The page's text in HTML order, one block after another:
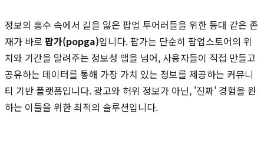
정보의 홍수 속에서 길을 잃은 팝업 투어러들을 위한 등대 같은 존
재가 바로 팝가(popga)입니다. 팝가는 단순히 팝업스토어의 위
치와 기간을 알려주는 정보성 앱을 넘어, 사용자들이 직접 만들고
공유하는 데이터를 통해 가장 가치 있는 정보를 제공하는 커뮤니
티 기반 플랫폼입니다. 광고와 허위 정보가 아닌, '진짜' 경험을 원
하는 이들을 위한 최적의 솔루션입니다.